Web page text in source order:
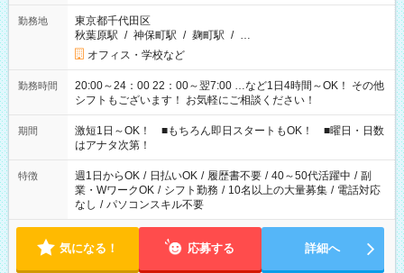
勤務地
東京都千代田区
秋葉原駅 / 神保町駅 / 麹町駅 / …
オフィス・学校など
勤務時間
20:00～24：00 22：00～翌7:00 …など1日4時間～OK！ その他
シフトもございます！ お気軽にご相談ください！
期間
激短1日～OK！ ■もちろん即日スタートもOK！ ■曜日・日数
はアナタ次第！
特徴 週1日からOK / 日払いOK / 履歴書不要 / 40～50代活躍中 / 副
業・WワークOK / シフト勤務 / 10名以上の大量募集 / 電話対応
なし / パソコンスキル不要
気になる！ 応募する 詳細へ